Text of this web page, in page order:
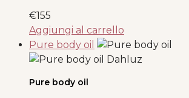
€155
Aggiungi al carrello
Pure body oil
Pure body oil